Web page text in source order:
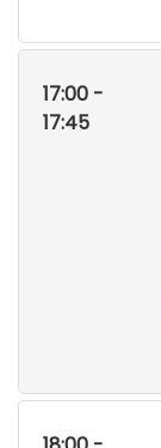
17:00 -
17:45